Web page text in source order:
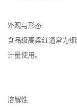
外观与形态
食品级高粱红通常为
计量使用。
溶解性